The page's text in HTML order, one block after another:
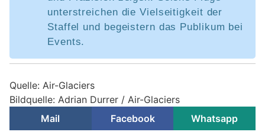
unterstreichen die Vielseitigkeit der
Staffel und begeistern das Publikum bei
Events.
Quelle: Air-Glaciers
Bildquelle: Adrian Durrer / Air-Glaciers
Mail
Facebook Whatsapp